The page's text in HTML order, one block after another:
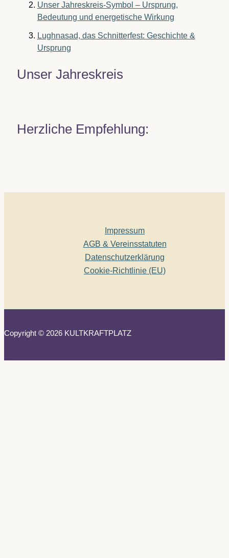
Unser Jahreskreis-Symbol – Ursprung,
Bedeutung und energetische Wirkung
Lughnasad, das Schnitterfest: Geschichte &
Ursprung
Unser Jahreskreis
Herzliche Empfehlung:
Impressum
AGB & Vereinsstatuten
Datenschutzerklärung
Cookie-Richtlinie (EU)
Copyright © 2026 KULTKRAFTPLATZ